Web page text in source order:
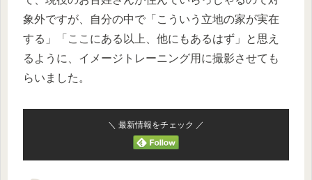
象外ですが、自分の中で「こういう立地の家が実在
する」「ここにある以上、他にもあるはず」と思え
るように、イメージトレーニング用に撮影させても
らいました。
＼ 最新情報をチェック ／